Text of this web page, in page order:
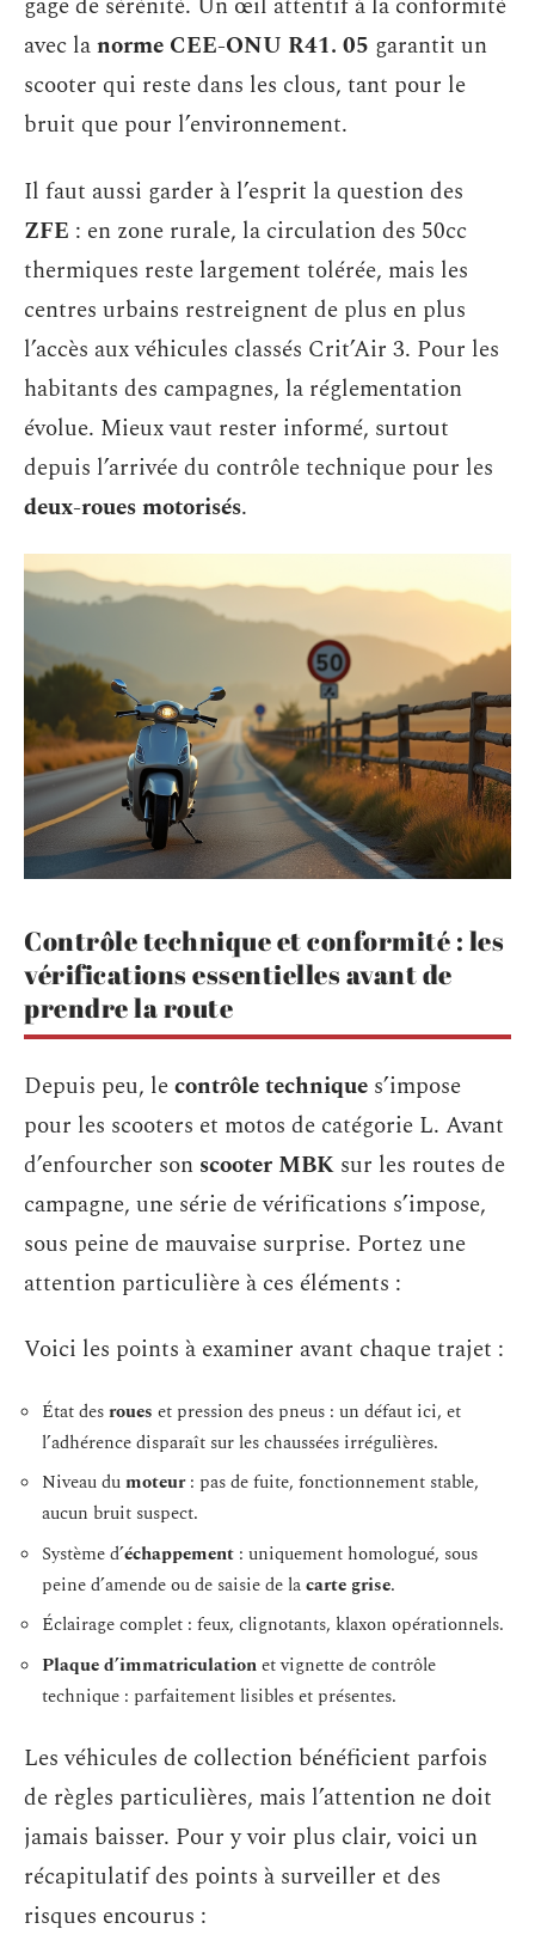
avec lanorme CEE-ONU R41. 05 garantit un
scooter qui reste dans les clous, tant pour le
bruit que pour l’environnement.
Il faut aussi garder à l’esprit la question des
ZFE : en zone rurale, la circulation des 50cc
thermiques reste largement tolérée, mais les
centres urbains restreignent de plus en plus
l’accès aux véhicules classés Crit’Air 3. Pour les
habitants des campagnes, la réglementation
évolue. Mieux vaut rester informé, surtout
depuis l’arrivée du contrôle technique pour les
deux-roues motorisés.
Contrôle technique et conformité : les
vérifications essentielles avant de
prendre la route
Depuis peu, lecontrôle technique s’impose
pour les scooters et motos de catégorie L. Avant
d’enfourcher son scooter MBK sur les routes de
campagne, une série de vérifications s’impose,
sous peine de mauvaise surprise. Portez une
attention particulière à ces éléments :
Voici les points à examiner avant chaque trajet :
État desroues et pression des pneus : un défaut ici, et
l’adhérence disparaît sur les chaussées irrégulières.
Niveau dumoteur: pas de fuite, fonctionnement stable,
aucun bruit suspect.
Système d’échappement : uniquement homologué, sous
peine d’amende ou de saisie de lacarte grise.
Éclairage complet : feux, clignotants, klaxon opérationnels.
Plaque d’immatriculationet vignette de contrôle
technique : parfaitement lisibles et présentes.
Les véhicules de collection bénéficient parfois
de règles particulières, mais l’attention ne doit
jamais baisser. Pour y voir plus clair, voici un
récapitulatif des points à surveiller et des
risques encourus :